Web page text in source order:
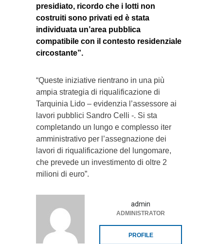
presidiato, ricordo che i lotti non
costruiti sono privati ed è stata
individuata un’area pubblica
compatibile con il contesto residenziale
circostante”.
“Queste iniziative rientrano in una più
ampia strategia di riqualificazione di
Tarquinia Lido – evidenzia l’assessore ai
lavori pubblici Sandro Celli -. Si sta
completando un lungo e complesso iter
amministrativo per l’assegnazione dei
lavori di riqualificazione del lungomare,
che prevede un investimento di oltre 2
milioni di euro”.
admin
ADMINISTRATOR
PROFILE